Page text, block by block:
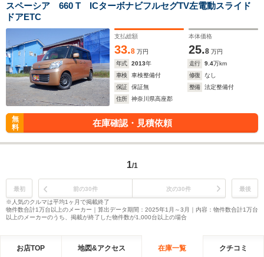
スペーシア 660 T ICターボナビフルセグTV左電動スライド
ドアETC
支払総額
33.8 万円
本体価格
25.8 万円
年式
2013年 走行 9.4万km
車検
車検整備付 修復
なし
保証
保証無 整備
法定整備付
住所
神奈川県高座郡
無
料
在庫確認・見積依頼
1/1
最初 前の30件 次の30件
最後
※人気のクルマは平均1ヶ月で掲載終了
物件数合計1万台以上のメーカー｜算出データ期間：2025年1月～3月｜内容：物件数合計1万台
以上のメーカーのうち、掲載が終了した物件数が1,000台以上の場合
お店TOP 地図&アクセス 在庫一覧 クチコミ